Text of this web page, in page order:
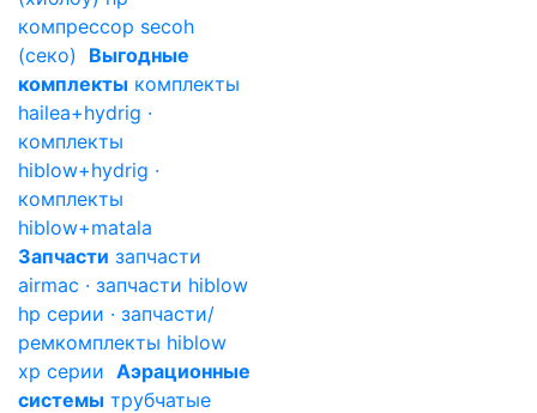
компрессор secoh
(секо)
Выгодные
комплекты комплекты
hailea+hydrig ·
комплекты
hiblow+hydrig ·
комплекты
hiblow+matala
Запчасти запчасти
airmac · запчасти hiblow
hp серии · запчасти/
ремкомплекты hiblow
xp серии Аэрационные
системы трубчатые